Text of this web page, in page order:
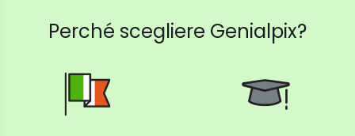
Tappo antipolvere RF
Compatibilità
Perché scegliere Genialpix?